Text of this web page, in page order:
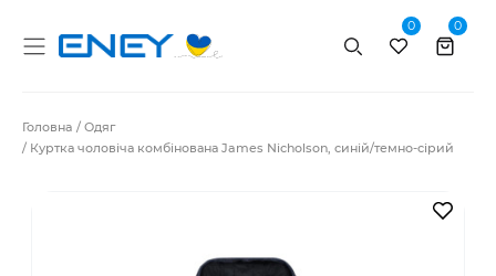
Пошук
0 0
Головна
Одяг
Куртка чоловіча комбінована James Nicholson, синій/темно-сірий
В